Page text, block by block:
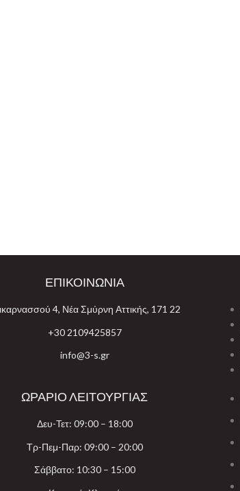
ΕΠΙΚΟΙΝΩΝΙΑ
4, Νέα Σμύρνη Αττικής, 171 22
+30 2109425857
info@3-s.gr
ΩΡΑΡΙΟ ΛΕΙΤΟΥΡΓΙΑΣ
Δευ-Τετ: 09:00 – 18:00
Τρ-Πεμ-Παρ: 09:00 – 20:00
Σάββατο: 10:30 – 15:00